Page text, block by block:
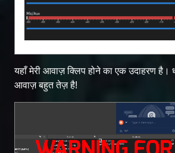
यहाँ मेरी आवाज़ क्लिप होने का एक उदाहरण है।
आवाज़ बहुत तेज़ है!